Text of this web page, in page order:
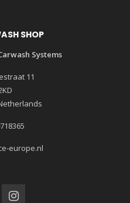
SHOP
Systems
11
europe.nl